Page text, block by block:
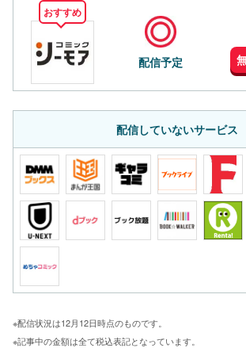
おすすめ
配信予定
配信していないサービス
※配信状況は12月12日時点のものです。
※記事中の金額は全て税込表記となっています。